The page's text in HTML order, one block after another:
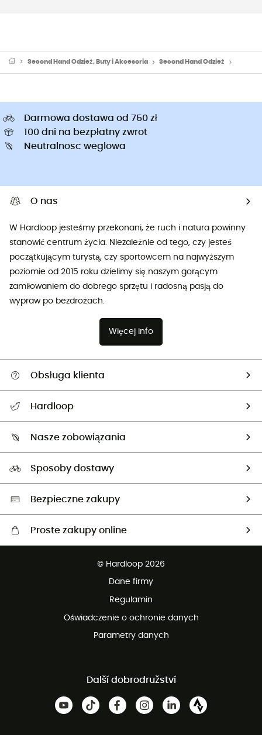
Second Hand Odzież, Buty i Akcesoria Second Hand Odzież
Darmowa dostawa od 750 zł
100 dni na bezpłatny zwrot
Neutralnosc weglowa
O nas
W Hardloop jesteśmy przekonani, że ruch i natura powinny
stanowić centrum życia. Niezależnie od tego, czy jesteś
początkującym turystą, czy sportowcem na najwyższym
poziomie od 2015 roku dzielimy się naszym gorącym
zamiłowaniem do dobrego sprzętu i radosną pasją do
wypraw po bezdrożach.
Więcej info
Obsługa klienta
Śledzenie przesyłki
Zwrot artykułów i zwrot środków
Hardloop
Ambasadorzy
Nasze zobowiązania
Neutralność węglowa
Wybrane produkty eko
Sposoby dostawy
Bezpieczne zakupy
Proste zakupy online
100 dni na bezpłatny zwrot
© Hardloop 2026
Dane firmy
Regulamin
Oświadczenie o ochronie danych
Parametry danych
Další dobrodružství